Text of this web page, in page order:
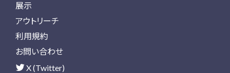
展示
アウトリーチ
利用規約
お問い合わせ
X (Twitter)